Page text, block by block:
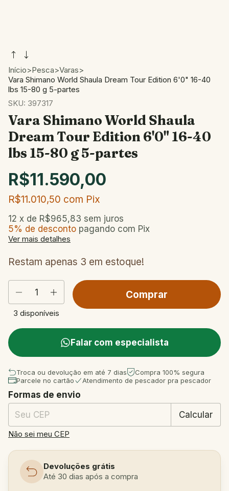
Início>Pesca>Varas>
Vara Shimano World Shaula Dream Tour Edition 6'0" 16-40
lbs 15-80 g 5-partes
SKU: 397317
Vara Shimano World Shaula
Dream Tour Edition 6'0" 16-40
lbs 15-80 g 5-partes
R$11.590,00
R$11.010,50 com Pix
12 x de R$965,83 sem juros
5% de desconto pagando com Pix
Ver mais detalhes
Restam apenas 3 em estoque!
3 disponíveis
Falar com especialista
Troca ou devolução em até 7 dias
Compra 100% segura
Parcele no cartão
Atendimento de pescador pra pescador
Entregas para o CEP:
Formas de envio
Calcular
Não sei meu CEP
Devoluções grátis
Até 30 dias após a compra